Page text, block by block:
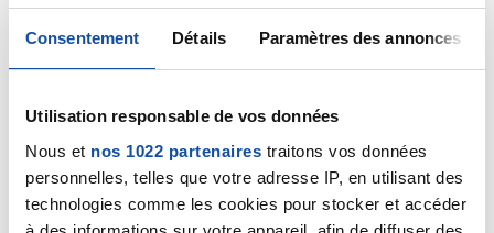
Consentement Détails Paramètres des annonces
Utilisation responsable de vos données
Nous et nos 1022 partenaires traitons vos données
personnelles, telles que votre adresse IP, en utilisant des
technologies comme les cookies pour stocker et accéder
Merci pour votre message.
On sait que malheureusement, l'homonothérapie ne
dure qu'un temps, le cancer devient toujours
hormono-résistant (parfois 3 mois, parfois 5 ans,